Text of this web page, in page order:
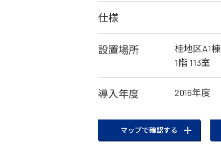
仕様
設置場所
桂地区A1棟
1階 113室
導入年度 2016年度
マップで確認する